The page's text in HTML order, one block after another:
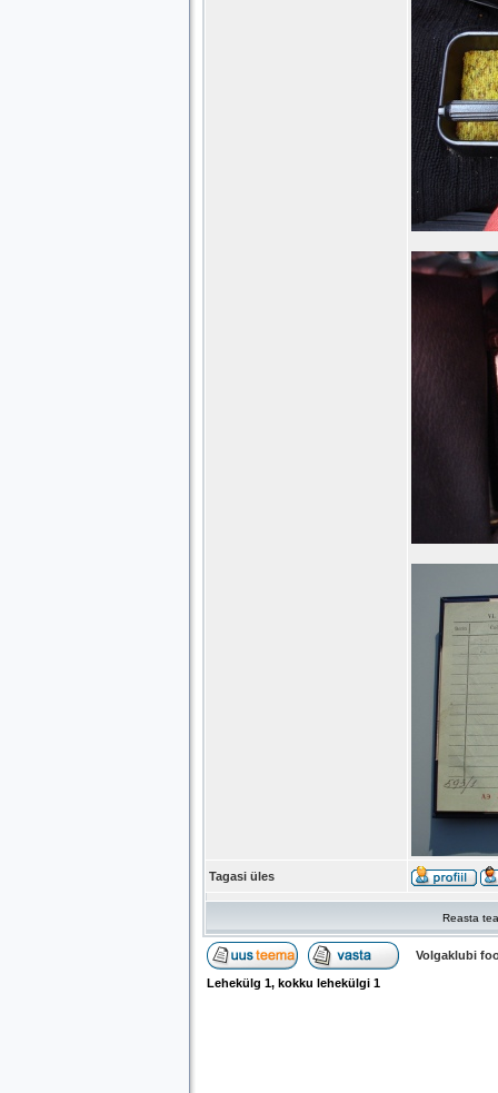
Tagasi üles
Reasta
Volgaklubi
Lehekülg 1, kokku lehekülgi 1